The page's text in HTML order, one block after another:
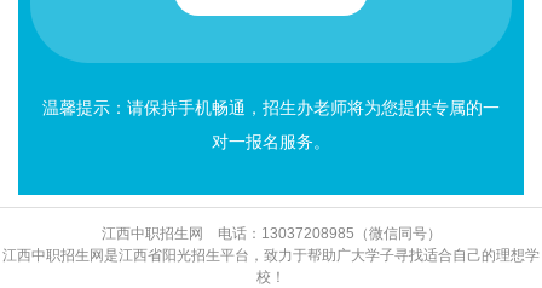
温馨提示：请保持手机畅通，招生办老师将为您提供专属的一
对一报名服务。
江西中职招生网 电话：13037208985（微信同号）
江西中职招生网是江西省阳光招生平台，致力于帮助广大学子寻找适合自己的理想学
校！